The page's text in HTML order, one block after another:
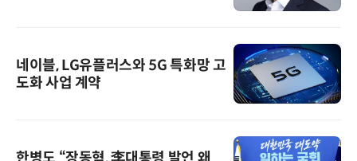
네이블, LG유플러스와 5G 특화망 고
도화 사업 계약